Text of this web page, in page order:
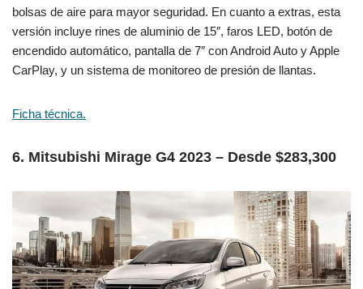
bolsas de aire para mayor seguridad. En cuanto a extras, esta
versión incluye rines de aluminio de 15″, faros LED, botón de
encendido automático, pantalla de 7″ con Android Auto y Apple
CarPlay, y un sistema de monitoreo de presión de llantas.
Ficha técnica.
6. Mitsubishi Mirage G4 2023 – Desde $283,300